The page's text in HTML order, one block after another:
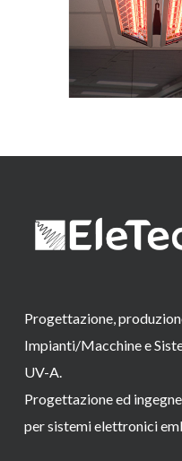
Progettazione,
Impianti/Macchine e
UV-A.
Progettazione ed
per sistemi elettronici